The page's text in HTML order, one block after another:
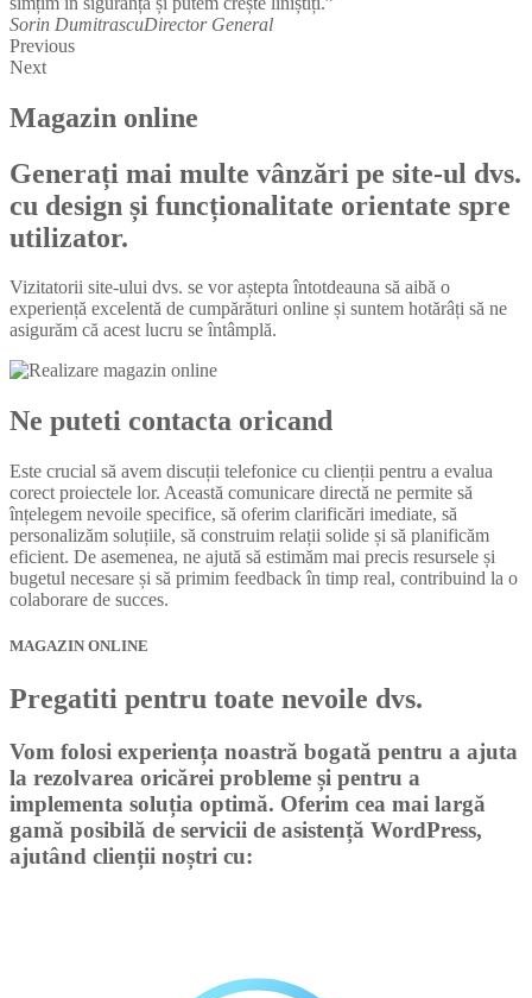
Sorin DumitrascuDirector General
Previous
Next
Magazin online
Generați mai multe vânzări pe site-ul dvs.
cu design și funcționalitate orientate spre
utilizator.
Vizitatorii site-ului dvs. se vor aștepta întotdeauna să aibă o
experiență excelentă de cumpărături online și suntem hotărâți să ne
asigurăm că acest lucru se întâmplă.
Ne puteti contacta oricand
Este crucial să avem discuții telefonice cu clienții pentru a evalua
corect proiectele lor. Această comunicare directă ne permite să
înțelegem nevoile specifice, să oferim clarificări imediate, să
personalizăm soluțiile, să construim relații solide și să planificăm
eficient. De asemenea, ne ajută să estimăm mai precis resursele și
bugetul necesare și să primim feedback în timp real, contribuind la o
colaborare de succes.
MAGAZIN ONLINE
Pregatiti pentru toate nevoile dvs.
Vom folosi experiența noastră bogată pentru a ajuta
la rezolvarea oricărei probleme și pentru a
implementa soluția optimă. Oferim cea mai largă
gamă posibilă de servicii de asistență WordPress,
ajutând clienții noștri cu: